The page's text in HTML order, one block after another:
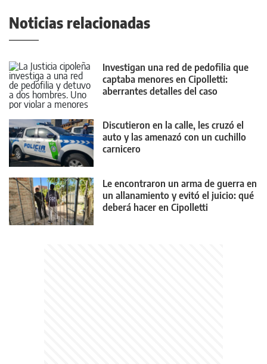
Noticias relacionadas
Investigan una red de pedofilia que
captaba menores en Cipolletti:
aberrantes detalles del caso
Discutieron en la calle, les cruzó el
auto y las amenazó con un cuchillo
carnicero
Le encontraron un arma de guerra en
un allanamiento y evitó el juicio: qué
deberá hacer en Cipolletti